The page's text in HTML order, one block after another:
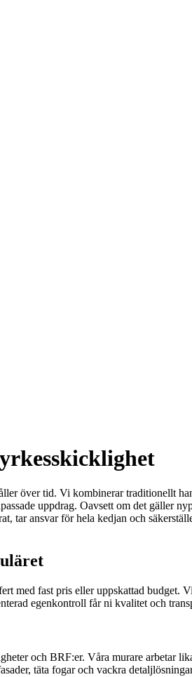
över tid. Vi kombinerar traditionellt
uppdrag. Oavsett om det gäller
tar ansvar för hela kedjan och
med fast pris eller uppskattad budget.
egenkontroll får ni kvalitet och
och BRF:er. Våra murare arbetar
täta fogar och vackra